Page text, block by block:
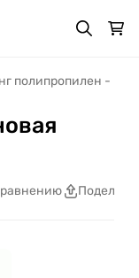
полипропилен -